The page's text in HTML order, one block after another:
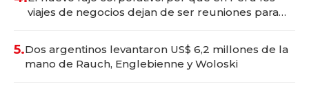
viajes de negocios dejan de ser reuniones para
5.Dos argentinos levantaron US$ 6,2 millones de la
mano de Rauch, Englebienne y Woloski